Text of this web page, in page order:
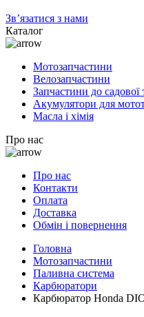
Зв’язатися з нами
Каталог
Мотозапчастини
Велозапчастини
Запчастини до садової
Акумулятори для
Масла і хімія
Про нас
Про нас
Контакти
Оплата
Доставка
Обмін і повернення
Головна
Мотозапчастини
Паливна система
Карбюратори
Карбюратор Honda